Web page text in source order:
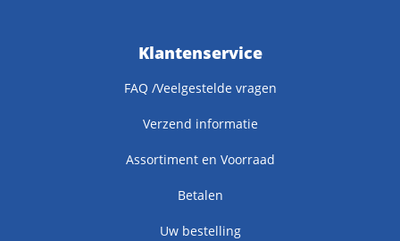
Klantenservice
FAQ /Veelgestelde vragen
Verzend informatie
Assortiment en Voorraad
Betalen
Uw bestelling